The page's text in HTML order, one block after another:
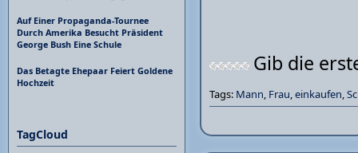
Gib die
Tags: Mann, Frau,einkaufen,
Auf Einer Propaganda-Tournee
Durch Amerika Besucht Präsident
George Bush Eine Schule
Das Betagte Ehepaar Feiert Goldene
Hochzeit
TagCloud